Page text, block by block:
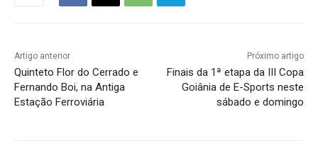
Artigo anterior
Quinteto Flor do Cerrado e
Fernando Boi, na Antiga
Estação Ferroviária
Próximo artigo
Finais da 1ª etapa da III Copa
Goiânia de E-Sports neste
sábado e domingo